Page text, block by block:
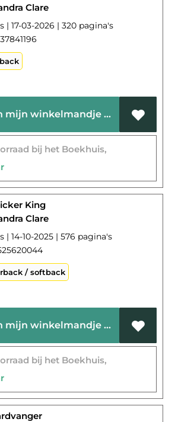
Clare
| 17-03-2026 | 320 pagina's
Voeg toe aan mijn winkelmandje
bij het Boekhuis,
King
Clare
| 14-10-2025 | 576 pagina's
/ softback
Voeg toe aan mijn winkelmandje
bij het Boekhuis,